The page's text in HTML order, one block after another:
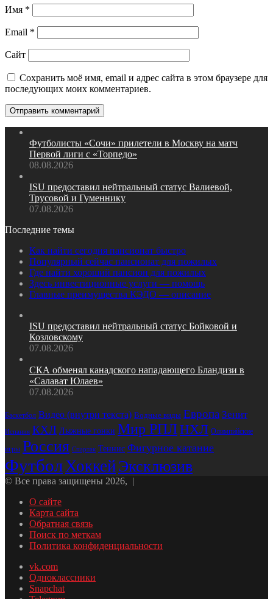
Имя *
Email *
Сайт
Сохранить моё имя, email и адрес сайта в этом браузере для
последующих моих комментариев.
Футболисты «Сочи» прилетели в Москву на матч
Первой лиги с «Торпедо»
08.08.2026
ISU предоставил нейтральный статус Валиевой,
Трусовой и Гуменнику
07.08.2026
Последние темы
Как найти сегодня пансионат быстро
Популярный сейчас пансионат для пожилых
Где найти хороший пансион для пожилых
Здесь инвестиционные услуги — помощь
Главные преимущества КЭДО — описание
ISU предоставил нейтральный статус Бойковой и
Козловскому
07.08.2026
СКА обменял канадского нападающего Бландизи в
«Салават Юлаев»
07.08.2026
Баскетбол Видео (внутри текста) Водные виды Европа Зенит
Испания КХЛ Лыжные гонки Мир РПЛНХЛ Олимпийские
игры Россия Спартак Теннис Фигурное катание
ФутболХоккейЭксклюзив
© Все права защищены 2026, |
О сайте
Карта сайта
Обратная связь
Поиск по меткам
Политика конфиденциальности
vk.com
Одноклассники
Snapchat